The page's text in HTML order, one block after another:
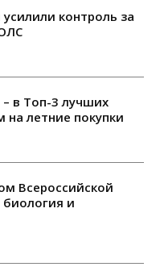
контроль за
в Топ-3 лучших
на летние покупки
Всероссийской
и